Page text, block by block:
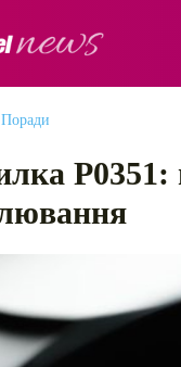
Поради
P0351: